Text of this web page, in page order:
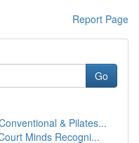
Report Page
Go
& Pilates...
Minds Recogni...